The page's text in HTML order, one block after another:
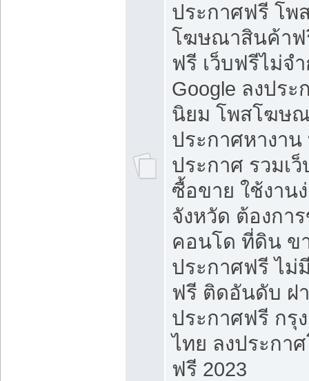
ประกาศฟรี โพ
โฆษณาสินค้าฟ
ฟรี เว็บฟรีไม่จ
Google ลงปร
นิยม โพสโฆษ
ประกาศหางาน
ประกาศ รวมเ
ซื้อขาย ใช้งาน
จังหวัด ต้องกา
คอนโด ที่ดิน ข
ประกาศฟรี ไม่
ฟรี ติดอันดับ ฝ
ประกาศฟรี กรุ
ไทย ลงประกา
ฟรี 2023